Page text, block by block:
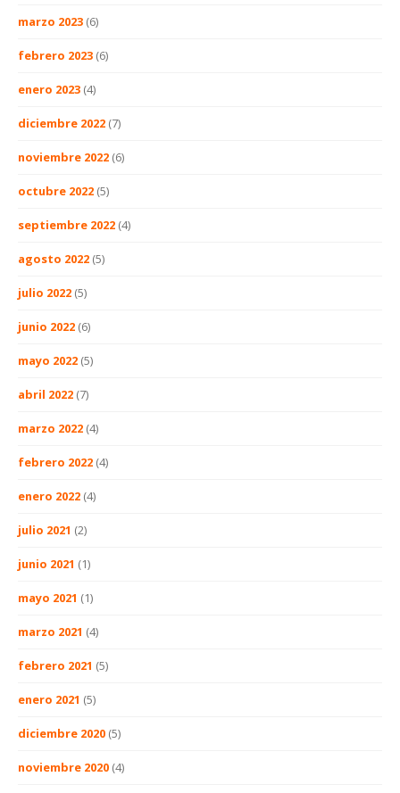
marzo 2023 (6)
febrero 2023 (6)
enero 2023 (4)
diciembre 2022 (7)
noviembre 2022 (6)
octubre 2022 (5)
septiembre 2022 (4)
agosto 2022 (5)
julio 2022 (5)
junio 2022 (6)
mayo 2022 (5)
abril 2022 (7)
marzo 2022 (4)
febrero 2022 (4)
enero 2022 (4)
julio 2021 (2)
junio 2021 (1)
mayo 2021 (1)
marzo 2021 (4)
febrero 2021 (5)
enero 2021 (5)
diciembre 2020 (5)
noviembre 2020 (4)